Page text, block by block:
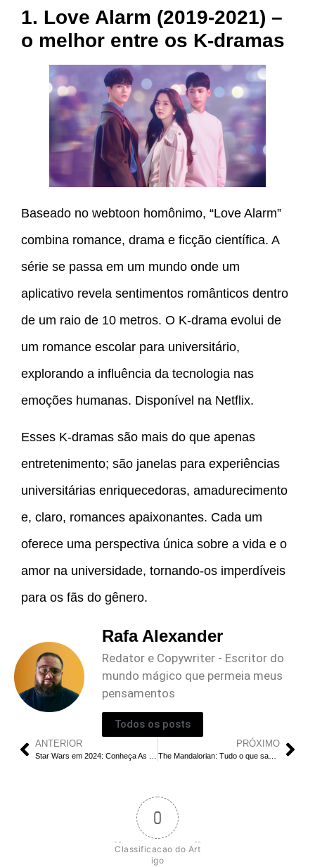
1. Love Alarm (2019-2021) –
o melhor entre os K-dramas
Baseado no webtoon homônimo, “Love Alarm”
combina romance, drama e ficção científica. A
série se passa em um mundo onde um
aplicativo revela sentimentos românticos dentro
de um raio de 10 metros. O K-drama evolui de
um romance escolar para universitário,
explorando a influência da tecnologia nas
emoções humanas. Disponível na Netflix.
Esses K-dramas são mais do que apenas
entretenimento; são janelas para experiências
universitárias enriquecedoras, amadurecimento
e, claro, romances apaixonantes. Cada um
oferece uma perspectiva única sobre a vida e o
amor na universidade, tornando-os imperdíveis
para os fãs do gênero.
Rafa Alexander
Redator e Copywriter - Escritor do
mundo mágico que permeia meus
pensamentos
Todos os posts
ANTERIOR PRÓXIMO
The Mandalorian: Tudo o que sabemos sobre a 4ª temporada
0
Classificacao do Art
igo